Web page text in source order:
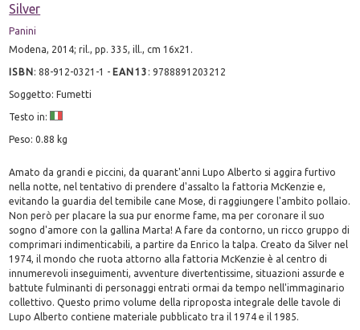
Silver
Panini
Modena, 2014; ril., pp. 335, ill., cm 16x21.
ISBN:88-912-0321-1 - EAN13 :9788891203212
Soggetto: Fumetti
Testo in:
Peso: 0.88 kg
Amato da grandi e piccini, da quarant'anni Lupo Alberto si aggira furtivo
nella notte, nel tentativo di prendere d'assalto la fattoria McKenzie e,
evitando la guardia del temibile cane Mose, di raggiungere l'ambito pollaio.
Non però per placare la sua pur enorme fame, ma per coronare il suo
sogno d'amore con la gallina Marta! A fare da contorno, un ricco gruppo di
comprimari indimenticabili, a partire da Enrico la talpa. Creato da Silver nel
1974, il mondo che ruota attorno alla fattoria McKenzie è al centro di
innumerevoli inseguimenti, avventure divertentissime, situazioni assurde e
battute fulminanti di personaggi entrati ormai da tempo nell'immaginario
collettivo. Questo primo volume della riproposta integrale delle tavole di
Lupo Alberto contiene materiale pubblicato tra il 1974 e il 1985.